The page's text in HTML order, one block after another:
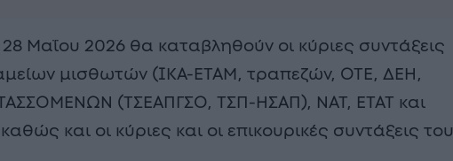
Μαΐου 2026 θα καταβληθούν οι κύριες συντάξεις
μισθωτών (ΙΚΑ-ΕΤΑΜ, τραπεζών, ΟΤΕ, ΔΕΗ,
(ΤΣΕΑΠΓΣΟ, ΤΣΠ-ΗΣΑΠ), ΝΑΤ, ΕΤΑΤ και
και οι κύριες και οι επικουρικές συντάξεις του